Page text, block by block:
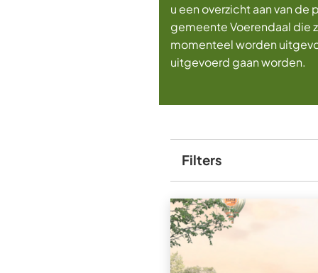
u een overzicht aan van de
gemeente Voerendaal die
momenteel worden
uitgevoerd gaan worden.
Filters